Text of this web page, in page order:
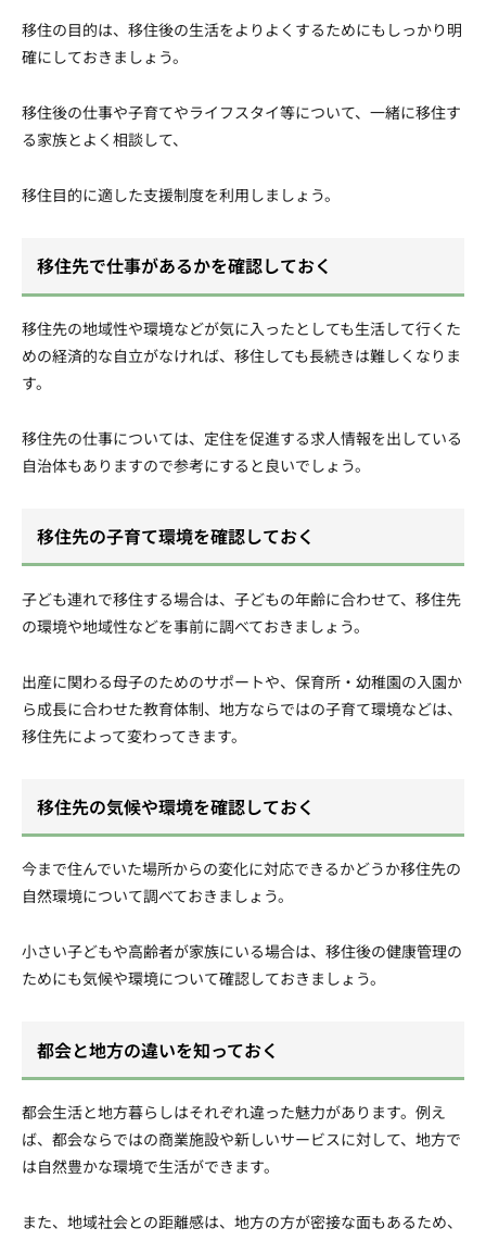
移住の目的は、移住後の生活をよりよくするためにもしっかり明
確にしておきましょう。
移住後の仕事や子育てやライフスタイ等について、一緒に移住す
る家族とよく相談して、
移住目的に適した支援制度を利用しましょう。
移住先で仕事があるかを確認しておく
移住先の地域性や環境などが気に入ったとしても生活して行くた
めの経済的な自立がなければ、移住しても長続きは難しくなりま
す。
移住先の仕事については、定住を促進する求人情報を出している
自治体もありますので参考にすると良いでしょう。
移住先の子育て環境を確認しておく
子ども連れで移住する場合は、子どもの年齢に合わせて、移住先
の環境や地域性などを事前に調べておきましょう。
出産に関わる母子のためのサポートや、保育所・幼稚園の入園か
ら成長に合わせた教育体制、地方ならではの子育て環境などは、
移住先によって変わってきます。
移住先の気候や環境を確認しておく
今まで住んでいた場所からの変化に対応できるかどうか移住先の
自然環境について調べておきましょう。
小さい子どもや高齢者が家族にいる場合は、移住後の健康管理の
ためにも気候や環境について確認しておきましょう。
都会と地方の違いを知っておく
都会生活と地方暮らしはそれぞれ違った魅力があります。例え
ば、都会ならではの商業施設や新しいサービスに対して、地方で
は自然豊かな環境で生活ができます。
また、地域社会との距離感は、地方の方が密接な面もあるため、